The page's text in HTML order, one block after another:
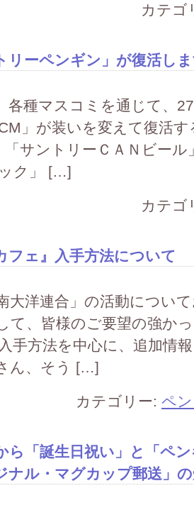
カテゴ
リーペンギン」が復活し
各種マスコミを通じて、
」が装いを変えて復活
「サントリーＣＡＮビー
ク」 […]
カテゴ
フェ』入手方法について
大洋連合」の活動につい
て、皆様のご要望の強か
手方法を中心に、追加情
ん、そう […]
カテゴリー: ペ
ら「誕生日祝い」と「ペ
ナル・マグカップ郵送」